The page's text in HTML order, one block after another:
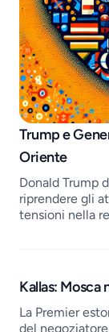
Job openings
Trump e
Oriente
Donald Trump
riprendere gli
tensioni nella
Kallas: Mosca
La Premier
del